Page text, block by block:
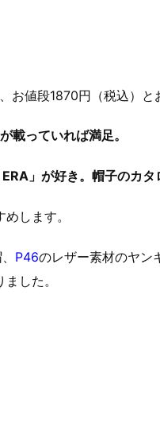
お値段1870円（税込）と
が載っていれば満足。
」が好き。帽子のカタ
します。
P46のレザー素材のヤン
した。